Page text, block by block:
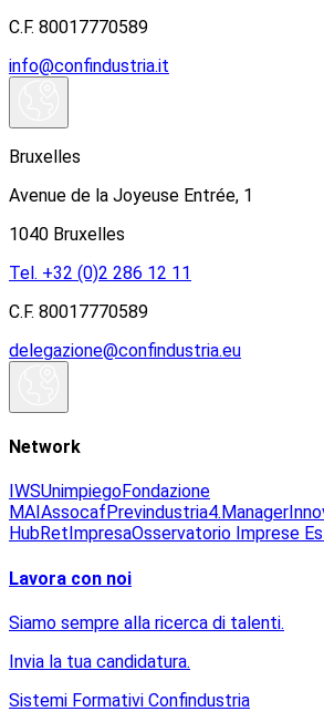
C.F. 80017770589
info@confindustria.it
Bruxelles
Avenue de la Joyeuse Entrée, 1
1040 Bruxelles
Tel. +32 (0)2 286 12 11
C.F. 80017770589
delegazione@confindustria.eu
Network
IWSUnimpiegoFondazione
MAI Assocaf Previndustria4.Manager
HubRetImpresaOsservatorio Imprese
Lavora con noi
Siamo sempre alla ricerca di talenti.
Invia la tua candidatura.
Sistemi Formativi Confindustria